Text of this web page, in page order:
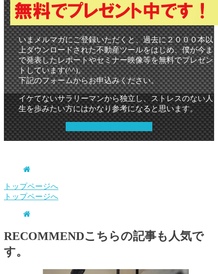
いまメルマガにご登録いただくと、過去に２０００本以
上ダウンロードされた不動産ツールをはじめ、僕が今ま
で発表したレポートやセミナー映像等を無料でプレゼン
トしています(^^)。
下記のフォームからお申込みください。
イケてないサラリーマンから独立し、ストレスのない人
生を歩みたい方にはかなり参考になると思います。
.
トップページへ
トップページへ
RECOMMENDこちらの記事も人気で
す。